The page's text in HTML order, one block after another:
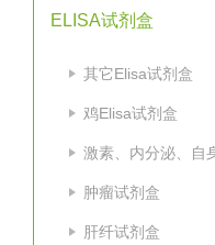
ELISA试剂盒
其它Elisa试剂盒
鸡Elisa试剂盒
激素、内分泌、自
肿瘤试剂盒
肝纤试剂盒